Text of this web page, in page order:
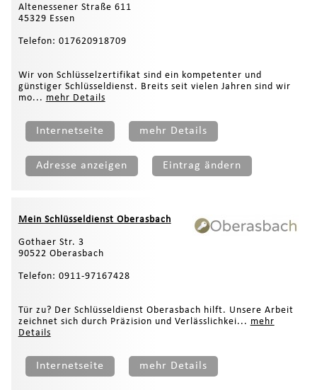
Altenessener Straße 611
45329 Essen
Telefon: 017620918709
Wir von Schlüsselzertifikat sind ein kompetenter und
günstiger Schlüsseldienst. Breits seit vielen Jahren sind wir
mo... mehr Details
Internetseite mehr Details
Adresse anzeigen Eintrag ändern
Mein Schlüsseldienst Oberasbach
Gothaer Str. 3
90522 Oberasbach
Telefon: 0911-97167428
Tür zu? Der Schlüsseldienst Oberasbach hilft. Unsere Arbeit
zeichnet sich durch Präzision und Verlässlichkei... mehr
Details
Internetseite mehr Details